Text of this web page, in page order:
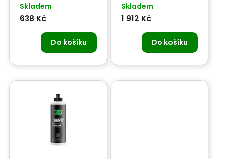
Skladem
638 Kč
Do košíku
Skladem
1 912 Kč
Do košíku